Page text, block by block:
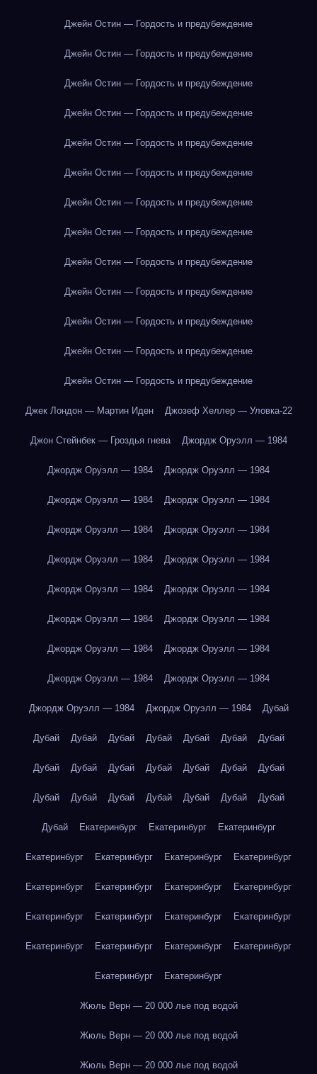
Джейн Остин — Гордость и предубеждение
Джейн Остин — Гордость и предубеждение
Джейн Остин — Гордость и предубеждение
Джейн Остин — Гордость и предубеждение
Джейн Остин — Гордость и предубеждение
Джейн Остин — Гордость и предубеждение
Джейн Остин — Гордость и предубеждение
Джейн Остин — Гордость и предубеждение
Джейн Остин — Гордость и предубеждение
Джейн Остин — Гордость и предубеждение
Джейн Остин — Гордость и предубеждение
Джейн Остин — Гордость и предубеждение
Джейн Остин — Гордость и предубеждение
Джек Лондон — Мартин Иден Джозеф Хеллер — Уловка-22
Джон Стейнбек — Гроздья гнева Джордж Оруэлл — 1984
Джордж Оруэлл — 1984 Джордж Оруэлл — 1984
Джордж Оруэлл — 1984 Джордж Оруэлл — 1984
Джордж Оруэлл — 1984 Джордж Оруэлл — 1984
Джордж Оруэлл — 1984 Джордж Оруэлл — 1984
Джордж Оруэлл — 1984 Джордж Оруэлл — 1984
Джордж Оруэлл — 1984 Джордж Оруэлл — 1984
Джордж Оруэлл — 1984 Джордж Оруэлл — 1984
Джордж Оруэлл — 1984 Джордж Оруэлл — 1984
Джордж Оруэлл — 1984 Джордж Оруэлл — 1984 Дубай
Дубай Дубай Дубай Дубай Дубай Дубай Дубай
Дубай Дубай Дубай Дубай Дубай Дубай Дубай
Дубай Дубай Дубай Дубай Дубай Дубай Дубай
Дубай Екатеринбург Екатеринбург Екатеринбург
Екатеринбург Екатеринбург Екатеринбург Екатеринбург
Екатеринбург Екатеринбург Екатеринбург Екатеринбург
Екатеринбург Екатеринбург Екатеринбург Екатеринбург
Екатеринбург Екатеринбург Екатеринбург Екатеринбург
Екатеринбург Екатеринбург
Жюль Верн — 20 000 лье под водой
Жюль Верн — 20 000 лье под водой
Жюль Верн — 20 000 лье под водой